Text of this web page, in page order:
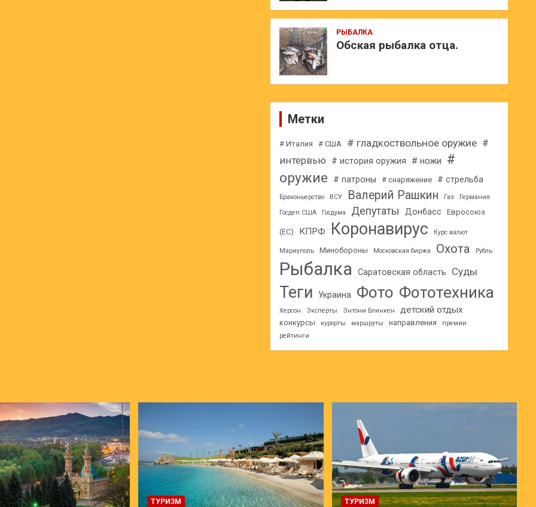
РЫБАЛКА
Обская рыбалка отца.
Метки
# Италия # США # гладкоствольное оружие #
интервью
# история оружия # ножи
#
оружие
# патроны # снаряжение # стрельба
Браконьерство ВСУ Валерий Рашкин Газ
Германия
Госдеп США
Госдума Депутаты Донбасс Евросоюз
(ЕС) КПРФ Коронавирус Курс валют
Мариуполь Минобороны Московская биржа Охота Рубль
Рыбалка Саратовская область Суды
Теги Украина Фото Фототехника
Херсон Эксперты Энтони Блинкен детский отдых
конкурсы курорты маршруты направления
премии
рейтинги
ТУРИЗМ ТУРИЗМ